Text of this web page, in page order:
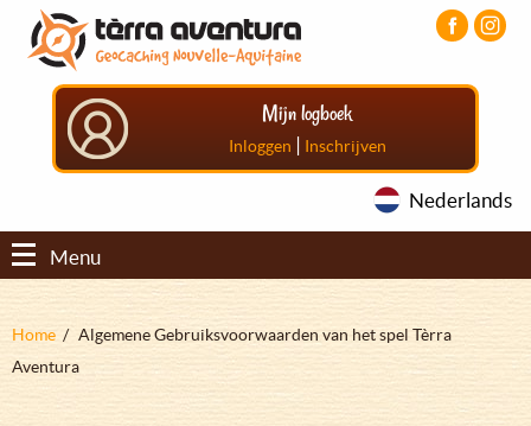
Overslaan
naar
Aller
menu
principal
Aller
pied
Mijn logboek
Inloggen | Inschrijven
Nederlands
Menu
Kruimelpad
Home
Algemene Gebruiksvoorwaarden van het spel Tèrra
Aventura